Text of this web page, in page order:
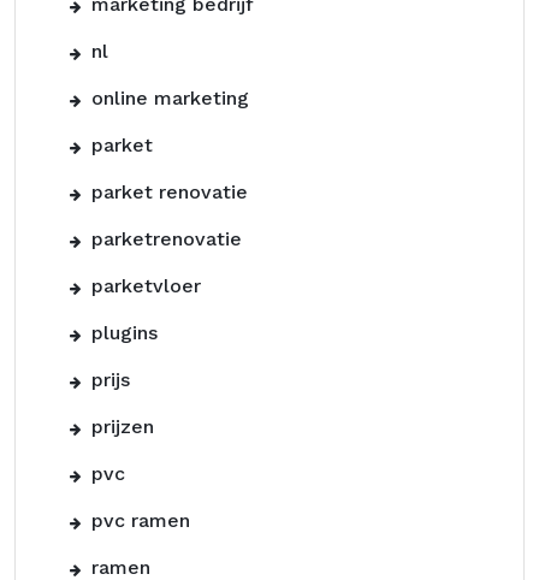
nl
online marketing
parket
parket renovatie
parketrenovatie
parketvloer
plugins
prijs
prijzen
pvc
pvc ramen
ramen